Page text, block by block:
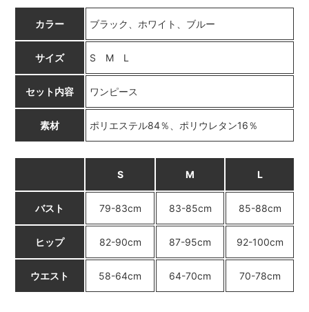
カラー ブラック、ホワイト、ブルー
サイズ S M L
セット内容 ワンピース
素材 ポリエステル84％、ポリウレタン16％
S M L
バスト 79-83cm 83-85cm 85-88cm
ヒップ 82-90cm 87-95cm 92-100cm
ウエスト 58-64cm 64-70cm 70-78cm